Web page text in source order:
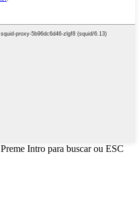
Preme Intro para buscar ou ESC